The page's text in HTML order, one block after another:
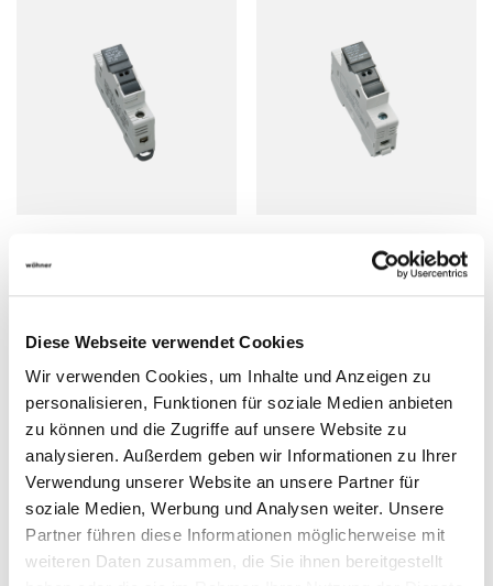
Diese Webseite verwendet Cookies
Wir verwenden Cookies, um Inhalte und Anzeigen zu
personalisieren, Funktionen für soziale Medien anbieten
zu können und die Zugriffe auf unsere Website zu
analysieren. Außerdem geben wir Informationen zu Ihrer
Verwendung unserer Website an unsere Partner für
soziale Medien, Werbung und Analysen weiter. Unsere
Partner führen diese Informationen möglicherweise mit
weiteren Daten zusammen, die Sie ihnen bereitgestellt
10x38
Ansehen
10x38, für Photovoltaik